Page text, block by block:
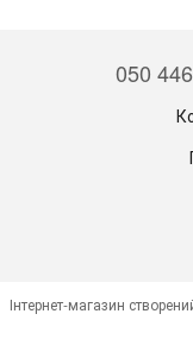
050
Інтернет-магазин